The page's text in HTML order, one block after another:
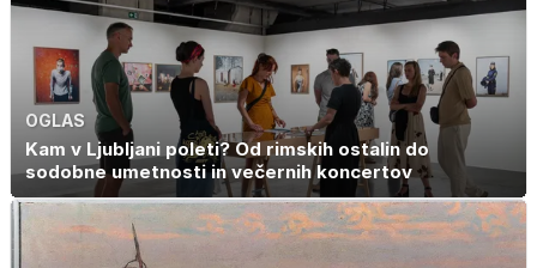
OGLAS
Kam v Ljubljani poleti? Od rimskih ostalin do
sodobne umetnosti in večernih koncertov